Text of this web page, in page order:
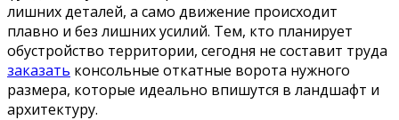
лишних деталей, а само движение происходит
плавно и без лишних усилий. Тем, кто планирует
обустройство территории, сегодня не составит труда
заказать консольные откатные ворота нужного
размера, которые идеально впишутся в ландшафт и
архитектуру.